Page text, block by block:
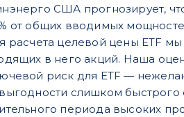
США прогнозирует,
от общих вводимых
расчета целевой цены ETF
в него акций. Наша
риск для ETF —
слишком быстрого
периода высоких